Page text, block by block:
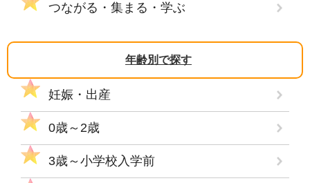
つながる・集まる・学ぶ
年齢別で探す
妊娠・出産
0歳～2歳
3歳～小学校入学前